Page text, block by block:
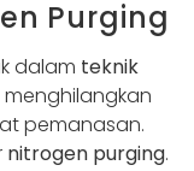
Purging
dalam teknik
pemanasan.
nitrogen purging.